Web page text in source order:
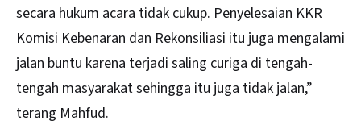
secara hukum acara tidak cukup. Penyelesaian KKR
Komisi Kebenaran dan Rekonsiliasi itu juga mengalami
jalan buntu karena terjadi saling curiga di tengah-
tengah masyarakat sehingga itu juga tidak jalan,”
terang Mahfud.